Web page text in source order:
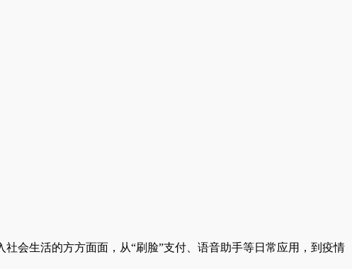
会生活的方方面面，从“刷脸”支付、语音助手等日常应用，到疫情